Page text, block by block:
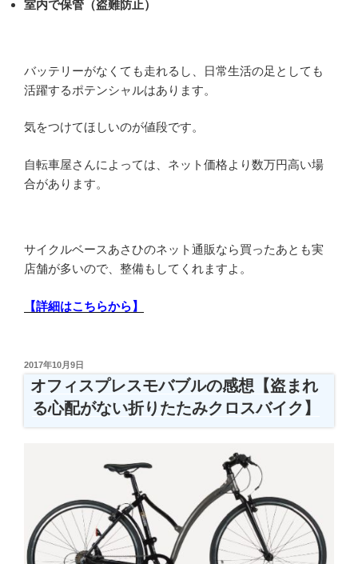
室内で保管（盗難防止）
バッテリーがなくても走れるし、日常生活の足としても
活躍するポテンシャルはあります。
気をつけてほしいのが値段です。
自転車屋さんによっては、ネット価格より数万円高い場
合があります。
サイクルベースあさひのネット通販なら買ったあとも実
店舗が多いので、整備もしてくれますよ。
【詳細はこちらから】
投
日:
2017年10月9日
オフィスプレスモバブルの感想【盗まれ
る心配がない折りたたみクロスバイク】